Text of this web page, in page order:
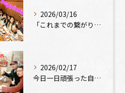
2026/03/16
「これまでの繋がりに、心からの感謝を」🌸✨
2026/02/17
今日一日頑張った自分へのご褒美に、韓国料理と美味しいお酒はい...